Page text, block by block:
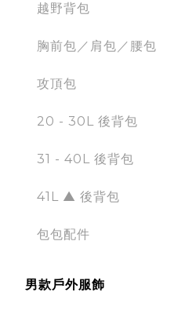
越野背包
胸前包／肩包／腰包
攻頂包
20 - 30L 後背包
31 - 40L 後背包
41L ▲ 後背包
包包配件
男款戶外服飾